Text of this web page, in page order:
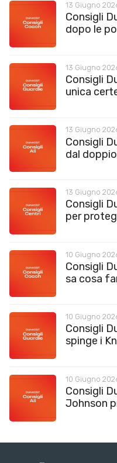
13 Giugno
Consigli
dopo le
13 Giugno
Consigli
unica
13 Giugno
Consigli
dal
13 Giugno
Consigli
per
10 Giugno
Consigli
sa cosa
10 Giugno
Consigli
spinge i
10 Giugno
Consigli
Johnson